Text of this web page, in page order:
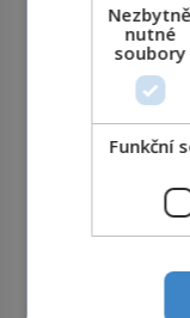
Nezbytně
nutné
soubory
Funkční